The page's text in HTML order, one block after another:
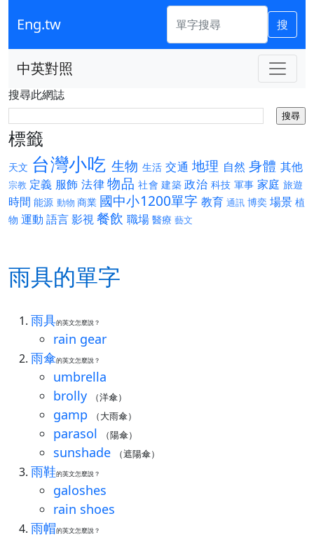
Eng.tw 搜
中英對照
搜尋此網誌
標籤
天文 台灣小吃 生物 生活 交通 地理 自然 身體 其他
宗教 定義 服飾 法律物品 社會 建築 政治 科技 軍事 家庭 旅遊
時間 能源 動物 商業 國中小1200單字 教育 通訊 博奕 場景 植
物 運動 語言影視餐飲 職場 醫療 藝文
雨具的單字
雨具的英文怎麼說？
rain gear
雨傘的英文怎麼說？
umbrella
brolly
（洋傘）
gamp （大雨傘）
parasol （陽傘）
sunshade （遮陽傘）
雨鞋的英文怎麼說？
galoshes
rain shoes
雨帽的英文怎麼說？